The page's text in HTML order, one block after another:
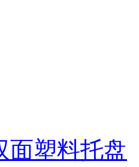
面塑料托盘